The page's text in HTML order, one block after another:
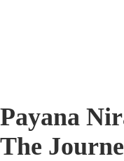
Payana
The